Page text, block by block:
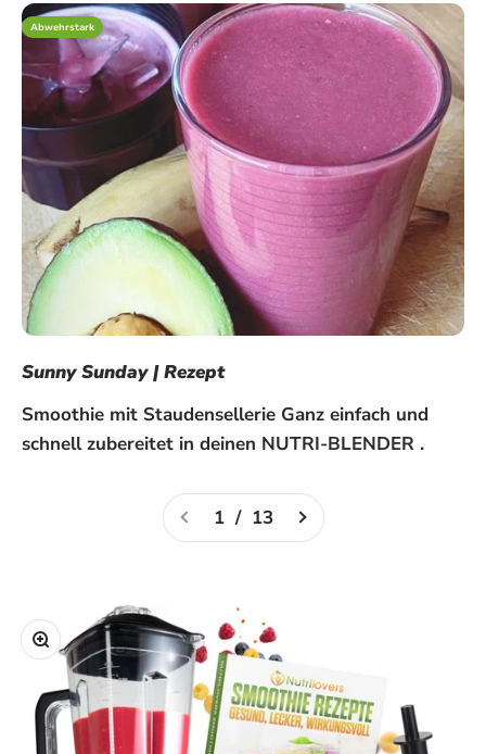
Abwehrstark
Sunny Sunday | Rezept
Smoothie mit Staudensellerie Ganz einfach und
schnell zubereitet in deinen NUTRI-BLENDER .
1 / 13
Bild vergrößern